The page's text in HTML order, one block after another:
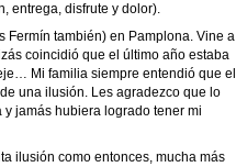
entrega, disfrute y dolor).
Fermín también) en Pamplona. Vine a
coincidió que el último año estaba
Mi familia siempre entendió que el
una ilusión. Les agradezco que lo
jamás hubiera logrado tener mi
ilusión como entonces, mucha más